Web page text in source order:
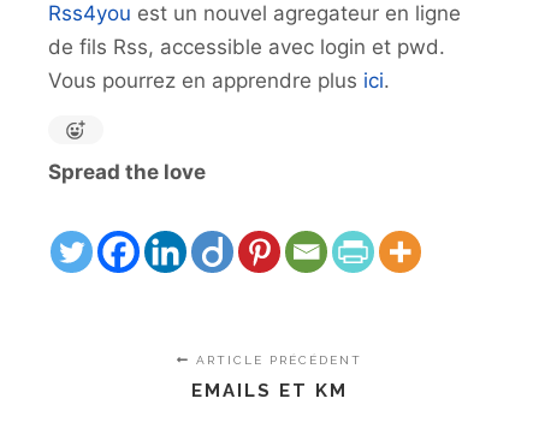
Rss4you est un nouvel agregateur en ligne
de fils Rss, accessible avec login et pwd.
Vous pourrez en apprendre plus ici.
Spread the love
ARTICLE PRÉCÉDENT
EMAILS ET KM